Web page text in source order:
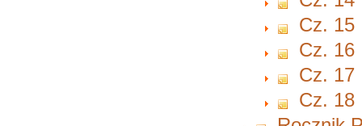
Cz. 15
Cz. 16
Cz. 17
Cz. 18